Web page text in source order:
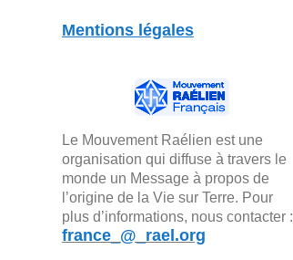
Mentions légales
Le Mouvement Raélien est une
organisation qui diffuse à travers le
monde un Message à propos de
l’origine de la Vie sur Terre. Pour
plus d’informations, nous contacter :
france_@_rael.org